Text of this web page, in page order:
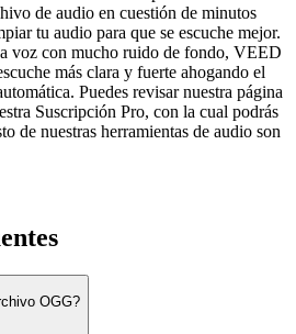
de audio en cuestión de minutos
tu audio para que se escuche mejor.
voz con mucho ruido de fondo, VEED
más clara y fuerte ahogando el
Puedes revisar nuestra página
Suscripción Pro, con la cual podrás
de nuestras herramientas de audio son
OGG?